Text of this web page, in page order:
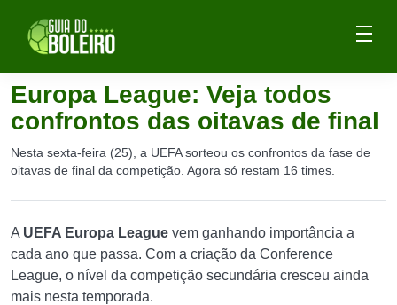
Europa League: Veja todos
confrontos das oitavas de final
Nesta sexta-feira (25), a UEFA sorteou os confrontos da fase de
oitavas de final da competição. Agora só restam 16 times.
A UEFA Europa League vem ganhando importância a
cada ano que passa. Com a criação da Conference
League, o nível da competição secundária cresceu ainda
mais nesta temporada.